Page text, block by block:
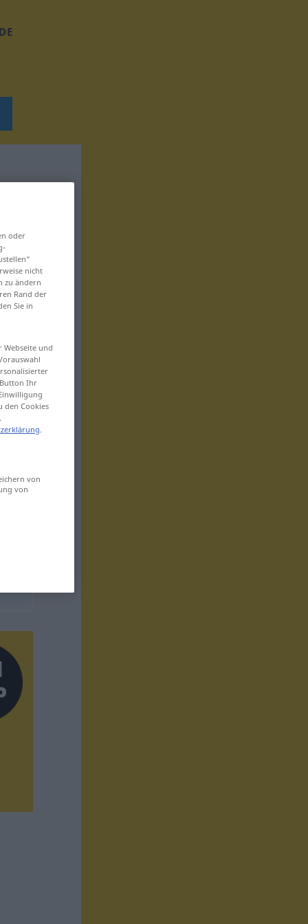
oder
nicht
zu ändern
Rand der
Sie in
und
Ihr
den Cookies
.
von
von